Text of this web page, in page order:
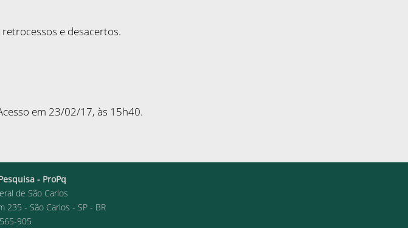
e desacertos.
em 23/02/17, às 15h40.
- ProPq
de São Carlos
235 - São Carlos - SP - BR
905